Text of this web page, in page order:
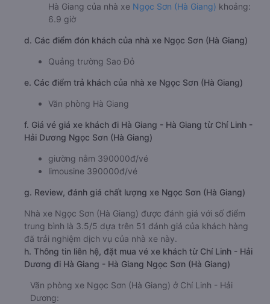
Hà Giang của nhà xe Ngọc Sơn (Hà Giang) khoảng:
6.9 giờ
d. Các điểm đón khách của nhà xe Ngọc Sơn (Hà Giang)
Quảng trường Sao Đỏ
e. Các điểm trả khách của nhà xe Ngọc Sơn (Hà Giang)
Văn phòng Hà Giang
f. Giá vé giá xe khách đi Hà Giang - Hà Giang từ Chí Linh -
Hải Dương Ngọc Sơn (Hà Giang)
giường nằm 390000đ/vé
limousine 390000đ/vé
g. Review, đánh giá chất lượng xe Ngọc Sơn (Hà Giang)
Nhà xe Ngọc Sơn (Hà Giang) được đánh giá với số điểm
trung bình là 3.5/5 dựa trên 51 đánh giá của khách hàng
đã trải nghiệm dịch vụ của nhà xe này.
h. Thông tin liên hệ, đặt mua vé xe khách từ Chí Linh - Hải
Dương đi Hà Giang - Hà Giang Ngọc Sơn (Hà Giang)
Văn phòng xe Ngọc Sơn (Hà Giang) ở Chí Linh - Hải
Dương: